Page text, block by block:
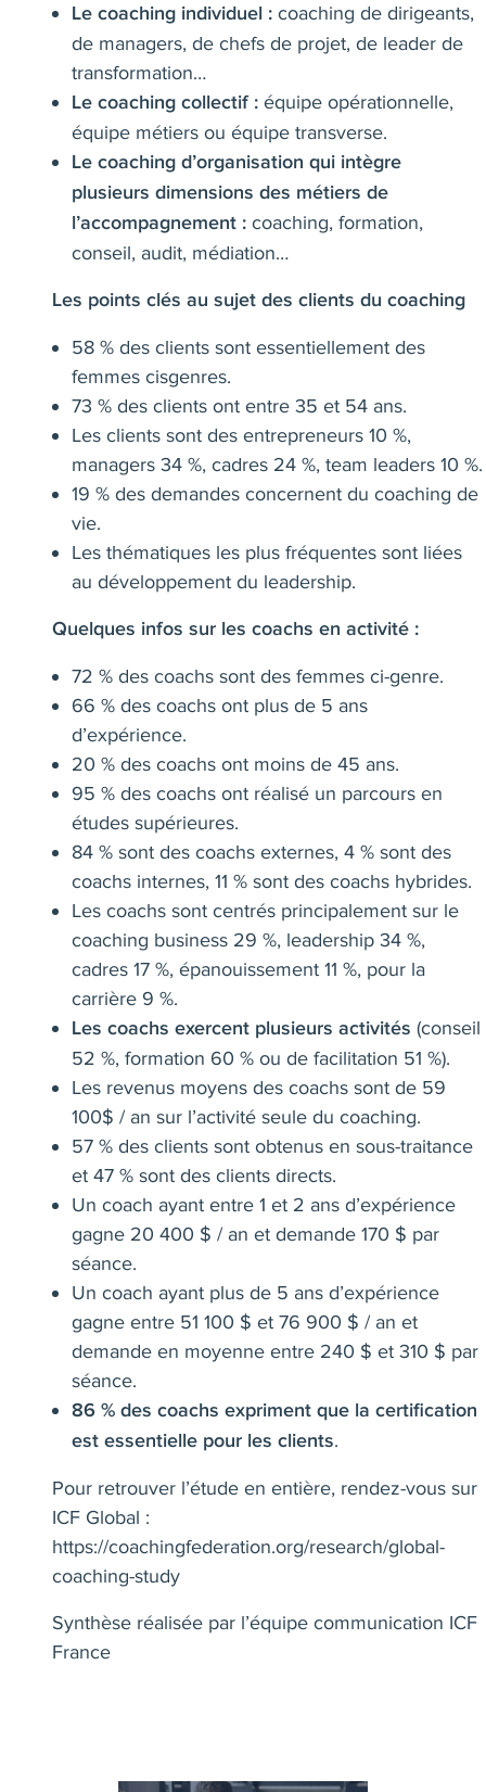
Le coaching individuel : coaching de dirigeants,
de managers, de chefs de projet, de leader de
transformation…
Le coaching collectif : équipe opérationnelle,
équipe métiers ou équipe transverse.
Le coaching d’organisation qui intègre
plusieurs dimensions des métiers de
l’accompagnement : coaching, formation,
conseil, audit, médiation…
Les points clés au sujet des clients du coaching
58 % des clients sont essentiellement des
femmes cisgenres.
73 % des clients ont entre 35 et 54 ans.
Les clients sont des entrepreneurs 10 %,
managers 34 %, cadres 24 %, team leaders 10 %.
19 % des demandes concernent du coaching de
vie.
Les thématiques les plus fréquentes sont liées
au développement du leadership.
Quelques infos sur les coachs en activité :
72 % des coachs sont des femmes ci-genre.
66 % des coachs ont plus de 5 ans
d’expérience.
20 % des coachs ont moins de 45 ans.
95 % des coachs ont réalisé un parcours en
études supérieures.
84 % sont des coachs externes, 4 % sont des
coachs internes, 11 % sont des coachs hybrides.
Les coachs sont centrés principalement sur le
coaching business 29 %, leadership 34 %,
cadres 17 %, épanouissement 11 %, pour la
carrière 9 %.
Les coachs exercent plusieurs activités (conseil
52 %, formation 60 % ou de facilitation 51 %).
Les revenus moyens des coachs sont de 59
100$ / an sur l’activité seule du coaching.
57 % des clients sont obtenus en sous-traitance
et 47 % sont des clients directs.
Un coach ayant entre 1 et 2 ans d’expérience
gagne 20 400 $ / an et demande 170 $ par
séance.
Un coach ayant plus de 5 ans d’expérience
gagne entre 51 100 $ et 76 900 $ / an et
demande en moyenne entre 240 $ et 310 $ par
séance.
86 % des coachs expriment que la certification
est essentielle pour les clients.
Pour retrouver l’étude en entière, rendez-vous sur
ICF Global :
https://coachingfederation.org/research/global-
coaching-study
Synthèse réalisée par l’équipe communication ICF
France